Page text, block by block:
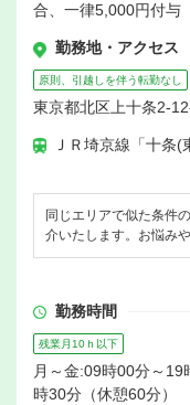
合、一律5,000円付与
勤務地・アクセス
原則、引越しを伴う転勤なし
東京都北区上十条2-
ＪＲ埼京線「十条
同じエリアで似た条件
介いたします。お悩み
勤務時間
残業月10ｈ以下
月～金:09時00分～
時30分（休憩60分）